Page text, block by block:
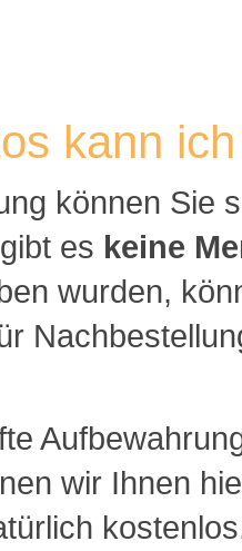
kann
können Sie
es keine
wurden,
wir Ihnen